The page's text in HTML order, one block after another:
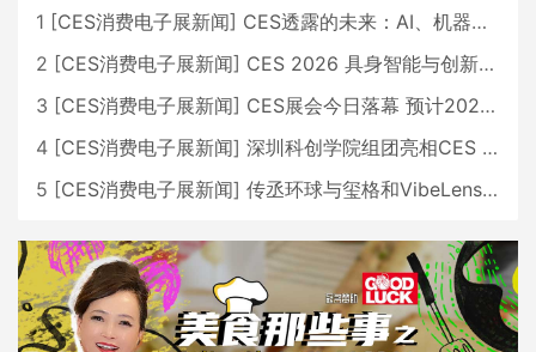
1 [CES消费电子展新闻] CES透露的未来：AI、机器人与智能生活大爆发
2 [CES消费电子展新闻] CES 2026 具身智能与创新领域 中国公司大放异彩
3 [CES消费电子展新闻] CES展会今日落幕 预计2026行业收入将超五千亿美元
4 [CES消费电子展新闻] 深圳科创学院组团亮相CES 广受好评
5 [CES消费电子展新闻] 传丞环球与玺格和VibeLens共同推出全新耳机